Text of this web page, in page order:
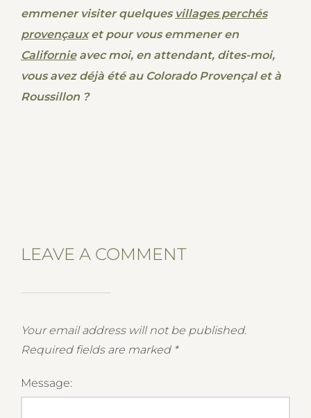
emmener visiter quelques villages perchés
provençauxet pour vous emmener en
Californieavec moi, en attendant, dites-moi,
vous avez déjà été au Colorado Provençal et à
Roussillon ?
LEAVE A COMMENT
Your email address will not be published.
Required fields are marked *
Message: